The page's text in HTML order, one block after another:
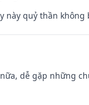
này quỷ thần
dễ gặp những